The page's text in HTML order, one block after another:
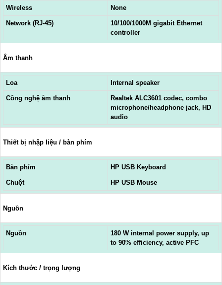
Wireless None
Network (RJ-45)
10/100/1000M gigabit Ethernet
controller
Âm thanh
Loa Internal speaker
Công nghệ âm thanh
Realtek ALC3601 codec, combo
microphone/headphone jack, HD
audio
Thiết bị nhập liệu / bàn phím
Bàn phím HP USB Keyboard
Chuột HP USB Mouse
Nguồn
Nguồn
180 W internal power supply, up
to 90% efficiency, active PFC
Kích thước / trọng lượng